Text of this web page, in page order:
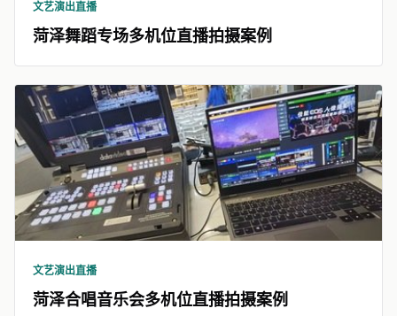
文艺演出直播
菏泽舞蹈专场多机位直播拍摄案例
文艺演出直播
菏泽合唱音乐会多机位直播拍摄案例